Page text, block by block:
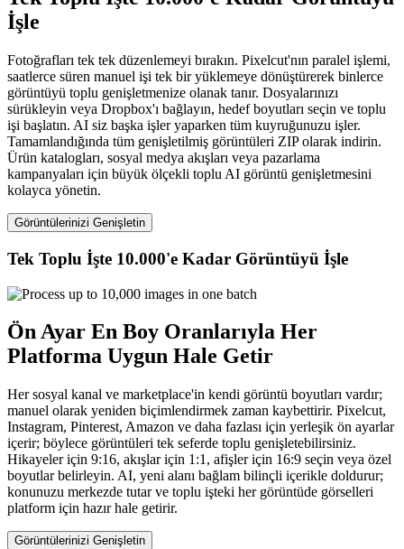
İşle
Fotoğrafları tek tek düzenlemeyi bırakın. Pixelcut'nın paralel işlemi,
saatlerce süren manuel işi tek bir yüklemeye dönüştürerek binlerce
görüntüyü toplu genişletmenize olanak tanır. Dosyalarınızı
sürükleyin veya Dropbox'ı bağlayın, hedef boyutları seçin ve toplu
işi başlatın. AI siz başka işler yaparken tüm kuyruğunuzu işler.
Tamamlandığında tüm genişletilmiş görüntüleri ZIP olarak indirin.
Ürün katalogları, sosyal medya akışları veya pazarlama
kampanyaları için büyük ölçekli toplu AI görüntü genişletmesini
kolayca yönetin.
Görüntülerinizi Genişletin
Tek Toplu İşte 10.000'e Kadar Görüntüyü İşle
Ön Ayar En Boy Oranlarıyla Her
Platforma Uygun Hale Getir
Her sosyal kanal ve marketplace'in kendi görüntü boyutları vardır;
manuel olarak yeniden biçimlendirmek zaman kaybettirir. Pixelcut,
Instagram, Pinterest, Amazon ve daha fazlası için yerleşik ön ayarlar
içerir; böylece görüntüleri tek seferde toplu genişletebilirsiniz.
Hikayeler için 9:16, akışlar için 1:1, afişler için 16:9 seçin veya özel
boyutlar belirleyin. AI, yeni alanı bağlam bilinçli içerikle doldurur;
konunuzu merkezde tutar ve toplu işteki her görüntüde görselleri
platform için hazır hale getirir.
Görüntülerinizi Genişletin